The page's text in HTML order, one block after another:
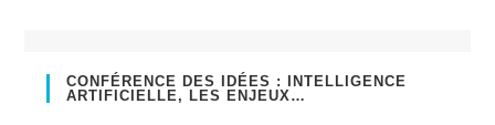
CONFÉRENCE DES IDÉES : INTELLIGENCE
ARTIFICIELLE, LES ENJEUX…